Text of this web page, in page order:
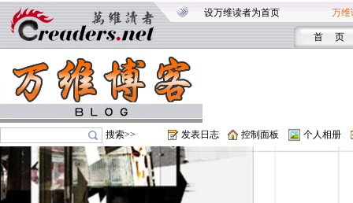
设万维读者为首页 万维
首 页
搜索>> 发表日志 控制面板 个人相册